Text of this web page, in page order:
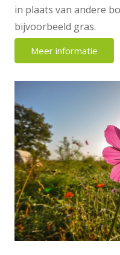
in plaats van andere
bijvoorbeeld gras.
Meer informatie